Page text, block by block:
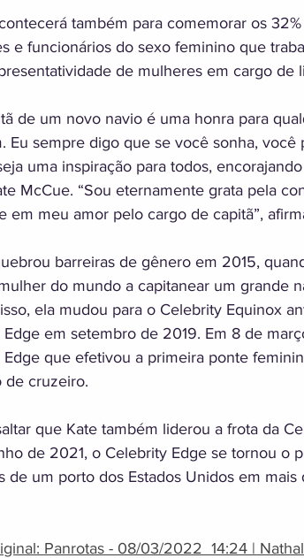
também para comemorar os
e funcionários do sexo feminino que
de mulheres em cargo de
de um novo navio é uma honra para
Eu sempre digo que se você sonha,
uma inspiração para todos,
McCue. “Sou eternamente grata pela
em meu amor pelo cargo de capitã”,
barreiras de gênero em 2015,
do mundo a capitanear um grande
ela mudou para o Celebrity Equinox
Edge em setembro de 2019. Em 8 de
Edge que efetivou a primeira ponte
de cruzeiro.
que Kate também liderou a frota da
de 2021, o Celebrity Edge se tornou o
de um porto dos Estados Unidos em
Panrotas - 08/03/2022  14:24 |